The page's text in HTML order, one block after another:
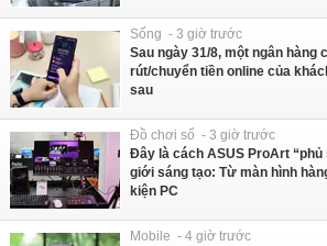
Sống - 3 giờ trước
Sau ngày 31/8, một ngân hàng
rút/chuyển tiền online của
sau
Đồ chơi số - 3 giờ trước
Đây là cách ASUS ProArt
giới sáng tạo: Từ màn hình
kiện PC
Mobile - 4 giờ trước